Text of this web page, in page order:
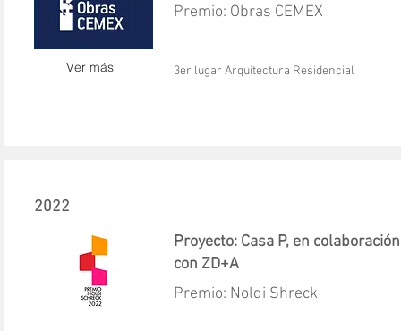
Ver más
Premio: Obras CEMEX
3er lugar Arquitectura Residencial
2022
Proyecto: Casa P, en colaboración
con ZD+A
Premio: Noldi Shreck